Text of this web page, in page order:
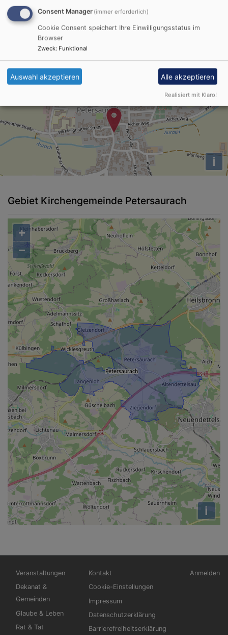
Pfarramt Petersaurach
−
i
Gebiet Kirchengemeinde Petersaurach
+
−
i
Hauptnavigation
Veranstaltungen
Dekanat &
Gemeinden
Glaube & Leben
Rat & Tat
Fußbereichsmenü
Kontakt
Cookie-Einstellungen
Impressum
Datenschutzerklärung
Barrierefreiheitserklärung
Anmelden
Consent Manager (immer erforderlich)
Cookie Consent speichert Ihre Einwilligungsstatus im
Browser
Zweck: Funktional
Auswahl akzeptieren Alle akzeptieren
Realisiert mit Klaro!